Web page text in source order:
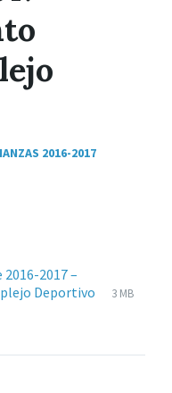
2016-2017
2017 –
Deportivo
pdf
Tamaño
3 MB